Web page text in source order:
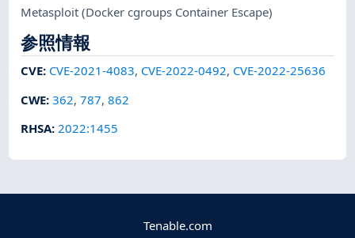
Metasploit(Docker cgroups Container Escape)
参照情報
CVE: CVE-2021-4083, CVE-2022-0492, CVE-2022-25636
CWE:362,787,862
RHSA: 2022:1455
Tenable.com